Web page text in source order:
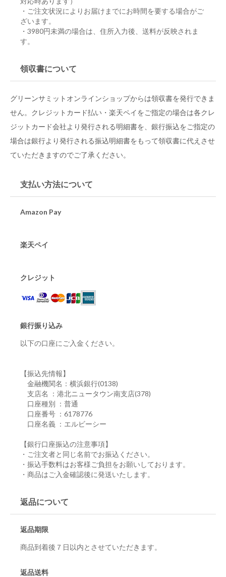
・ご注文状況によりお届けまでにお時間を要する場合がご
ざいます。
・3980円未満の場合は、住所入力後、送料が反映されま
す。
領収書について
グリーンサミットオンラインショップからは領収書を発行できま
せん。クレジットカード払い・楽天ペイをご指定の場合は各クレ
ジットカード会社より発行される明細書を、銀行振込をご指定の
場合は銀行より発行される振込明細書をもって領収書に代えさせ
ていただきますのでご了承ください。
支払い方法について
Amazon Pay
楽天ペイ
クレジット
銀行振り込み
以下の口座にご入金ください。
【振込先情報】
金融機関名：横浜銀行(0138)
支店名 ：港北ニュータウン南支店(378)
口座種別 ：普通
口座番号 ：6178776
口座名義 ：エルビーシー
【銀行口座振込の注意事項】
・ご注文者と同じ名前でお振込ください。
・振込手数料はお客様ご負担をお願いしております。
・商品はご入金確認後に発送いたします。
返品について
返品期限
商品到着後７日以内とさせていただきます。
返品送料